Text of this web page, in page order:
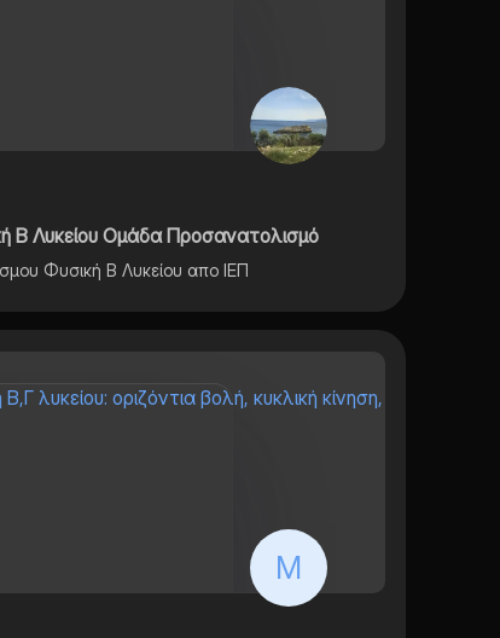
Β Λυκείου Ομάδα Προσανατολισμό
Φυσική Β Λυκείου απο ΙΕΠ
M